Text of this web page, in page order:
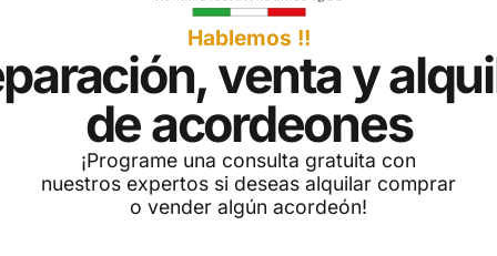
Hablemos !!
venta y
de acordeones
¡Programe una consulta gratuita con
nuestros expertos si deseas alquilar comprar
o vender algún acordeón!